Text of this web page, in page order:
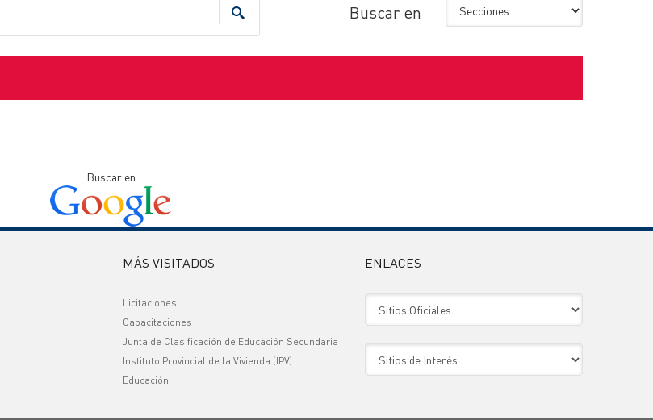
Buscar en
Buscar en
MÁS VISITADOS
Licitaciones
Capacitaciones
Junta de Clasificación de Educación Secundaria
Instituto Provincial de la Vivienda (IPV)
Educación
ENLACES